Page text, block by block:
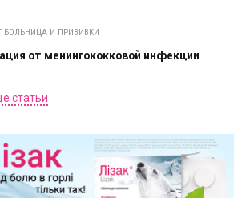
БОЛЬНИЦА И ПРИВИВКИ
от менингококковой инфекции
статьи